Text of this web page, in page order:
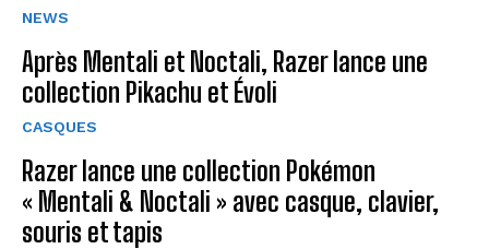
NEWS
Après Mentali et Noctali, Razer lance une
collection Pikachu et Évoli
CASQUES
Razer lance une collection Pokémon
« Mentali & Noctali » avec casque, clavier,
souris et tapis